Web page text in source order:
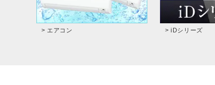
> エアコン > iDシリーズ